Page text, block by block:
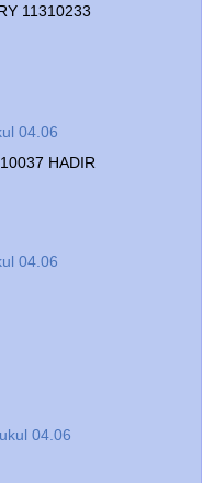
11310233
04.06
HADIR
04.06
04.06